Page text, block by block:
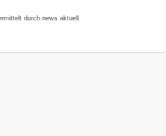
durch news aktuell